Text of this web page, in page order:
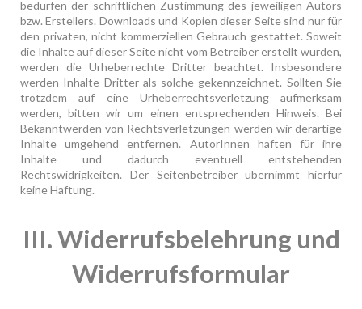
bedürfen der schriftlichen Zustimmung des jeweiligen Autors
bzw. Erstellers. Downloads und Kopien dieser Seite sind nur für
den privaten, nicht kommerziellen Gebrauch gestattet. Soweit
die Inhalte auf dieser Seite nicht vom Betreiber erstellt wurden,
werden die Urheberrechte Dritter beachtet. Insbesondere
werden Inhalte Dritter als solche gekennzeichnet. Sollten Sie
trotzdem auf eine Urheberrechtsverletzung aufmerksam
werden, bitten wir um einen entsprechenden Hinweis. Bei
Bekanntwerden von Rechtsverletzungen werden wir derartige
Inhalte umgehend entfernen. AutorInnen haften für ihre
Inhalte und dadurch eventuell entstehenden
Rechtswidrigkeiten. Der Seitenbetreiber übernimmt hierfür
keine Haftung.
III. Widerrufsbelehrung und
Widerrufsformular